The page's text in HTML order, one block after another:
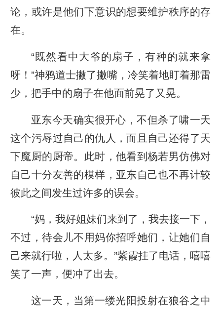
论，或许是他们下意识的想要维护秩序的存
在。
“既然看中大爷的扇子，有种的就来拿
呀！”神鸦道士撇了撇嘴，冷笑着地盯着那雷
少，把手中的扇子在他面前晃了又晃。
亚东今天确实很开心，不但杀了啸一天
这个污辱过自己的仇人，而且自己还得了天
下魔厨的厨帝。此时，他看到杨若男仿佛对
自己十分友善的模样，亚东自己也不再计较
彼此之间发生过许多的误会。
“妈，我好姐妹们来到了，我去接一下，
不过，待会儿不用妈你招呼她们，让她们自
己来就行啦，人太多。”紫霞挂了电话，嘻嘻
笑了一声，便冲了出去。
这一天，当第一缕光阳投射在狼谷之中